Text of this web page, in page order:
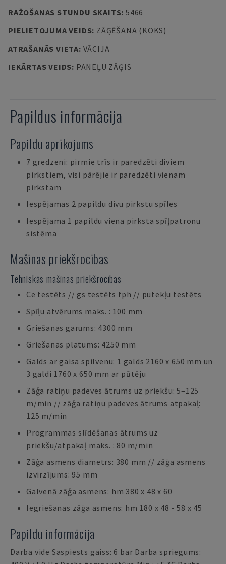
RAŽOŠANAS STUNDU SKAITS: 5466
PIELIETOJUMA VEIDS: ZĀĢĒŠANA (KOKS)
ATRAŠANĀS VIETA: VĀCIJA
IEKĀRTAS VEIDS: PANEĻU ZĀĢIS
Papildus informācija
Papildu aprīkojums
7 gredzeni: pirmie trīs ir paredzēti diviem
pirkstiem, visi pārējie ir paredzēti vienam
pirkstam
Iespējamas 2 papildu divu pirkstu spīles
Iespējama 1 papildu viena pirksta spīļpatronu
sistēma
Mašīnas priekšrocības
Tehniskās mašīnas priekšrocības
Ce testēts // gs testēts fph // putekļu testēts
Spīļu atvērums maks. : 100 mm
Griešanas garums: 4300 mm
Griešanas platums: 4250 mm
Galds ar gaisa spilvenu: 1 galds 2160 x 650 mm un
3 galdi 1760 x 650 mm ar pūtēju
Zāģa ratiņu padeves ātrums uz priekšu: 5–125
m/min // zāģa ratiņu padeves ātrums atpakaļ:
125 m/min
Programmas slīdēšanas ātrums uz
priekšu/atpakaļ maks. : 80 m/min
Zāģa asmens diametrs: 380 mm // zāģa asmens
izvirzījums: 95 mm
Galvenā zāģa asmens: hm 380 x 48 x 60
Iegriešanas zāģa asmens: hm 180 x 48 - 58 x 45
Papildu informācija
Darba vide Saspiests gaiss: 6 bar Darba spriegums: